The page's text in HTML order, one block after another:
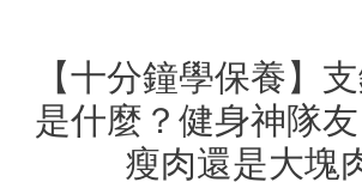
【十分鐘學保養】
是什麼？健身神隊
瘦肉還是大塊